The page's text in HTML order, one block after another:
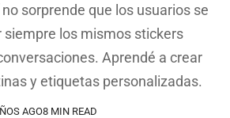
sorprende que los usuarios se
siempre los mismos stickers
Aprendé a crear
y etiquetas personalizadas.
AGO8 MIN READ